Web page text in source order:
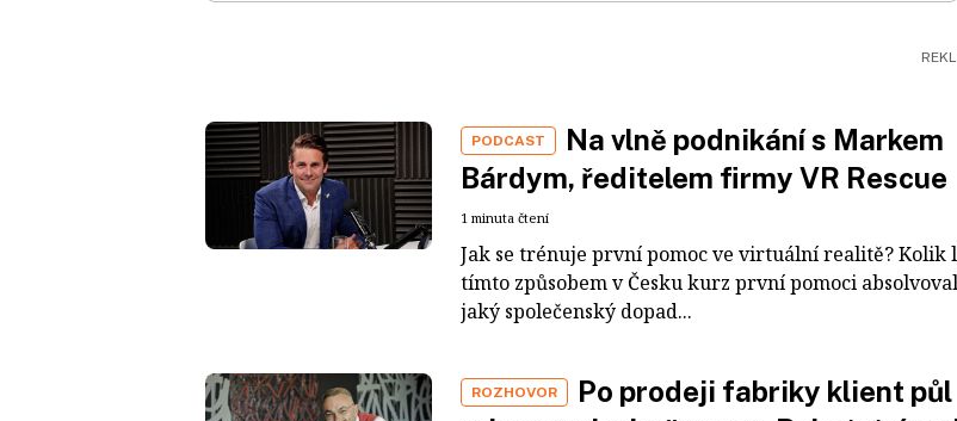
PODCAST
Na vlně podnikání s Markem
Bárdym, ředitelem firmy VR Rescue
1 minuta čtení
Jak se trénuje první pomoc ve virtuální realitě? Kolik
tímto způsobem v Česku kurz první pomoci
jaký společenský dopad...
ROZHOVOR
Po prodeji fabriky klient půl